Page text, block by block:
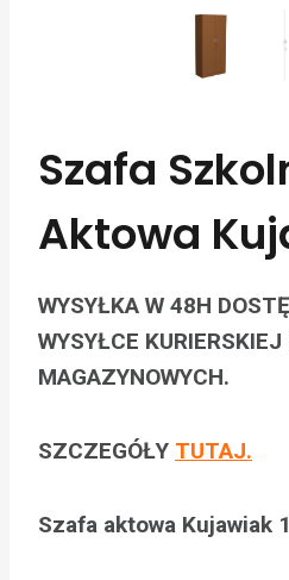
Szafa
Aktowa
WYSYŁKA W 48H
WYSYŁCE
MAGAZYNOWYCH.
SZCZEGÓŁY TUTAJ.
Szafa aktowa Kujawiak 1